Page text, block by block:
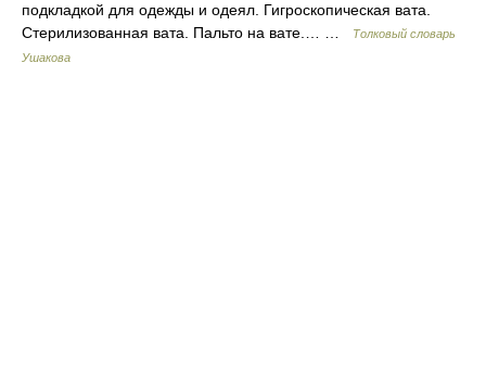
подкладкой для одежды и одеял. Гигроскопическая вата.
Стерилизованная вата. Пальто на вате.… …
Толковый словарь
Ушакова